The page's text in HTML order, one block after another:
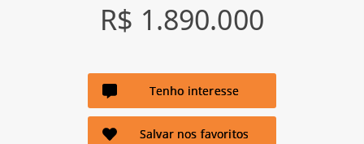
R$ 1.890.000
Tenho interesse
Salvar nos favoritos